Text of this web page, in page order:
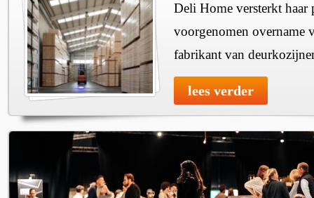
Deli Home versterkt haar
voorgenomen overname
fabrikant van
lees verder